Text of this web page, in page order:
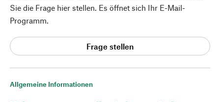
Allgemeine Informationen
Sie die Frage hier stellen. Es öffnet sich Ihr E-Mail-
Programm.
Frage stellen